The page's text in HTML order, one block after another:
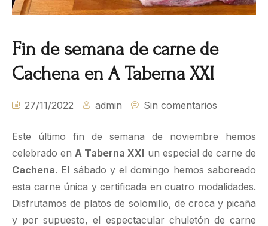
Fin de semana de carne de
Cachena en A Taberna XXI
27/11/2022 admin Sin comentarios
Este último fin de semana de noviembre hemos
celebrado en A Taberna XXI un especial de carne de
Cachena. El sábado y el domingo hemos saboreado
esta carne única y certificada en cuatro modalidades.
Disfrutamos de platos de solomillo, de croca y picaña
y por supuesto, el espectacular chuletón de carne